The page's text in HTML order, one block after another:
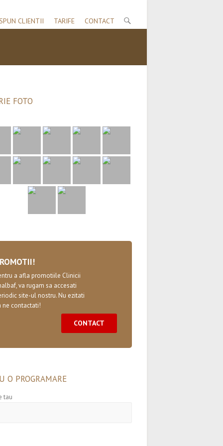
CLIENTII TARIFE CONTACT
FOTO
a afla promotiile Clinicii
va rugam sa accesati
site-ul nostru. Nu ezitati
ne contactati!
CONTACT
O PROGRAMARE
tau